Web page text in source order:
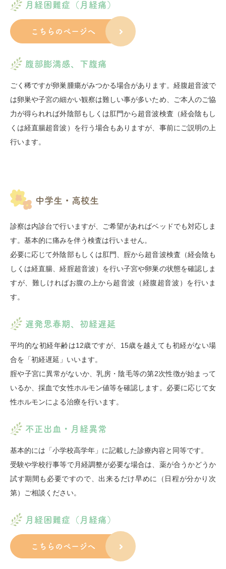
月経困難症（月経痛）
こちらのページへ
腹部膨満感、下腹痛
ごく稀ですが卵巣腫瘍がみつかる場合があります。経腹超音波で
は卵巣や子宮の細かい観察は難しい事が多いため、ご本人のご協
力が得られれば外陰部もしくは肛門から超音波検査（経会陰もし
くは経直腸超音波）を行う場合もありますが、事前にご説明の上
行います。
中学生・高校生
診察は内診台で行いますが、ご希望があればベッドでも対応しま
す。基本的に痛みを伴う検査は行いません。
必要に応じて外陰部もしくは肛門、腟から超音波検査（経会陰も
しくは経直腸、経腟超音波）を行い子宮や卵巣の状態を確認しま
すが、難しければお腹の上から超音波（経腹超音波）を行いま
す。
遅発思春期、初経遅延
平均的な初経年齢は12歳ですが、15歳を越えても初経がない場
合を「初経遅延」いいます。
腟や子宮に異常がないか、乳房・陰毛等の第2次性徴が始まって
いるか、採血で女性ホルモン値等を確認します。必要に応じて女
性ホルモンによる治療を行います。
不正出血・月経異常
基本的には「小学校高学年」に記載した診療内容と同等です。
受験や学校行事等で月経調整が必要な場合は、薬が合うかどうか
試す期間も必要ですので、出来るだけ早めに（日程が分かり次
第）ご相談ください。
月経困難症（月経痛）
こちらのページへ